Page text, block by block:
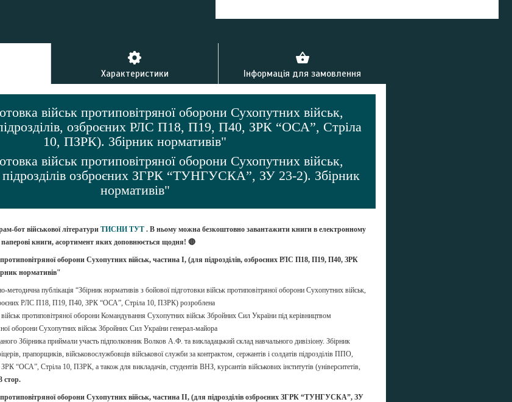
Характеристики Інформація для замовлення
військ протиповітряної оборони Сухопутних військ,
озброєних РЛС П18, П19, П40, ЗРК “ОСА”, Стріла
10, ПЗРК). Збірник нормативів"
військ протиповітряної оборони Сухопутних військ,
підрозділів озброєних ЗГРК “ТУНГУСКА”, ЗУ 23-2). Збірник
нормативів"
бот військової літератури ТИСНИ ТУТ . В ньому можна безкоштовно завантажити книги в електронному
книги, асортимент яких доповнюється щодня! 🔴
оборони Сухопутних військ, частина І, (для підрозділів, озброєних РЛС П18, П19, П40, ЗРК
нормативів"
методична публікація “Збірник нормативів з бойової підготовки військ протиповітряної оборони Сухопутних військ,
РЛС П18, П19, П40, ЗРК “ОСА”, Стріла 10, ПЗРК) розроблена
протиповітряної оборони Командування Сухопутних військ Збройних Сил України під керівництвом
оборони Сухопутних військ Збройних Сил України генерал-майора
Збірника приймали участь підполковник Волков А.Ф. та викладацький склад навчального дивізіону. Збірник
прапорщиків, військовослужбовців військової служби за контрактом, сержантів і солдатів підрозділів ППО,
“ОСА”, Стріла 10, ПЗРК, а також для викладачів, студентів ВНЗ, курсантів військових інститутів (університетів,
стор.
протиповітряної оборони Сухопутних військ, частина ІІ, (для підрозділів озброєних ЗГРК “ТУНГУСКА”, ЗУ